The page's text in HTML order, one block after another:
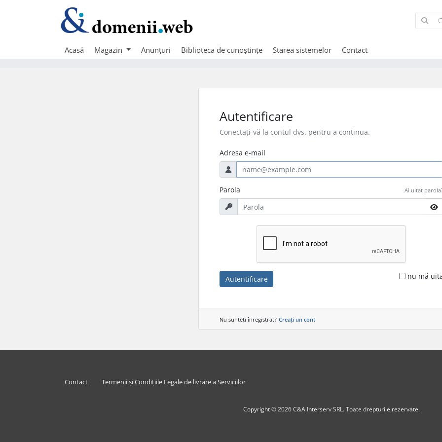
Acasă Magazin Anunțuri Biblioteca de cunoștințe Starea sistemelor Contact
Autentificare
Conectați-vă la contul dvs. pentru a continua.
Adresa e-mail
Parola Ai uitat
Autentificare nu mă
Nu sunteți înregistrat? Creați un cont
Contact Termenii și Condițiile Legale de livrare a Serviciilor
Copyright © 2026 C&A Interserv SRL. Toate drepturile rezervate.